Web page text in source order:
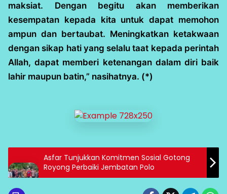
maksiat. Dengan begitu akan memberikan
kesempatan kepada kita untuk dapat memohon
ampun dan bertaubat. Meningkatkan ketakwaan
dengan sikap hati yang selalu taat kepada perintah
Allah, dapat memberi ketenangan dalam diri baik
lahir maupun batin,” nasihatnya. (*)
Asfar Tunjukkan Komitmen Sosial Gotong
Royong Perbaiki Jembatan Polo